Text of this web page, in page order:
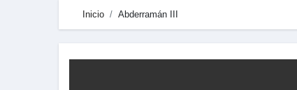
Inicio Abderramán III